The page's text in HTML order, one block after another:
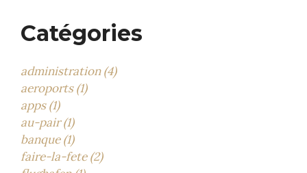
Catégories
administration (4)
aeroports (1)
apps (1)
au-pair (1)
banque (1)
faire-la-fete (2)